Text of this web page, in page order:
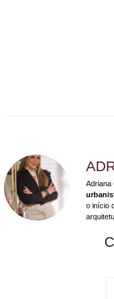
Adriana
o início